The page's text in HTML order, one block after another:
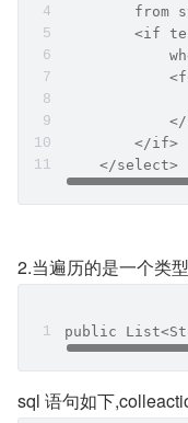
from
<if
        </if>
    </select>
2.当遍历的是一个类
public
sql 语句如下